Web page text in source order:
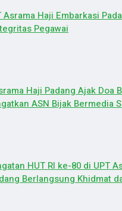
Asrama Haji Embarkasi
Pegawai
Haji Padang Ajak Doa
ASN Bijak Bermedia
HUT RI ke-80 di UPT
Berlangsung Khidmat